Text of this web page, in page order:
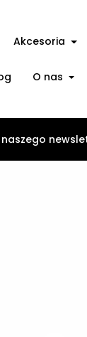
Akcesoria
O nas
Phoenix
naszego